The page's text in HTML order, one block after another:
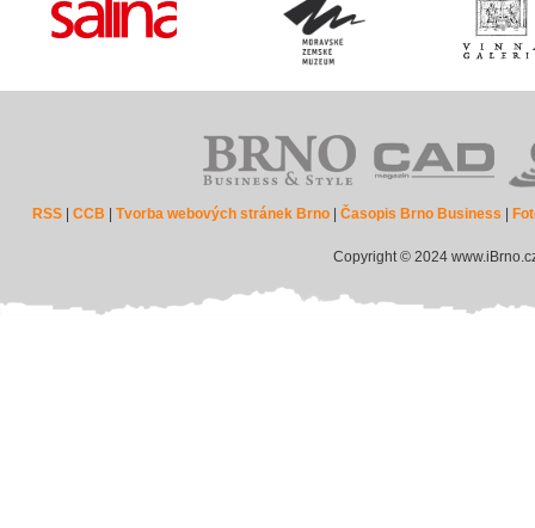
RSS |CCB |Tvorba webových stránek Brno |Časopis Brno Business
Copyright © 2024